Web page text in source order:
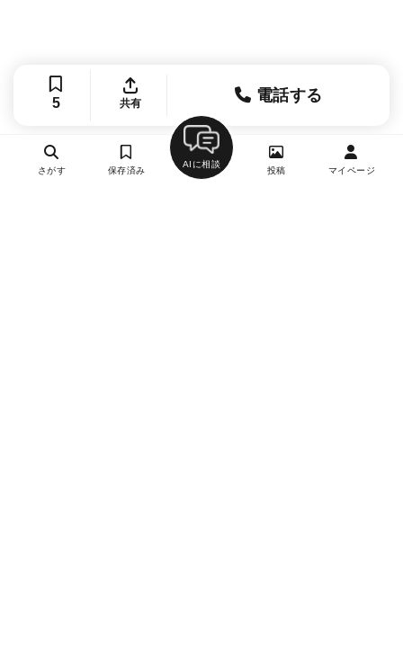
5 共有 電話する
さがす 保存済み
AIに相談
投稿 マイページ